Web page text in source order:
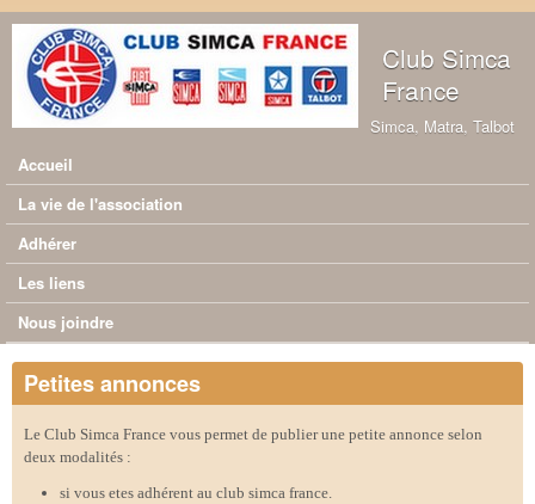
Aller au contenu principal
Club Simca
France
Simca, Matra, Talbot
Menu principal
Accueil
La vie de l'association
Adhérer
Les liens
Nous joindre
Petites annonces
Le Club Simca France vous permet de publier une petite annonce selon
deux modalités :
si vous etes adhérent au club simca france.